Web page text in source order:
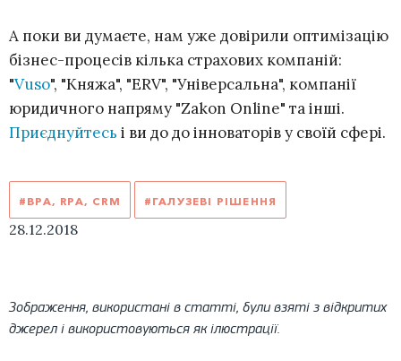
А поки ви думаєте, нам уже довірили оптимізацію
бізнес-процесів кілька страхових компаній:
"Vuso", "Княжа", "ERV", "Універсальна", компанії
юридичного напряму "Zakon Online" та інші.
Приєднуйтесь і ви до до інноваторів у своїй сфері.
#BPA, RPA, CRM #ГАЛУЗЕВІ РІШЕННЯ
28.12.2018
Зображення, використані в статті, були взяті з відкритих
джерел і використовуються як ілюстрації.